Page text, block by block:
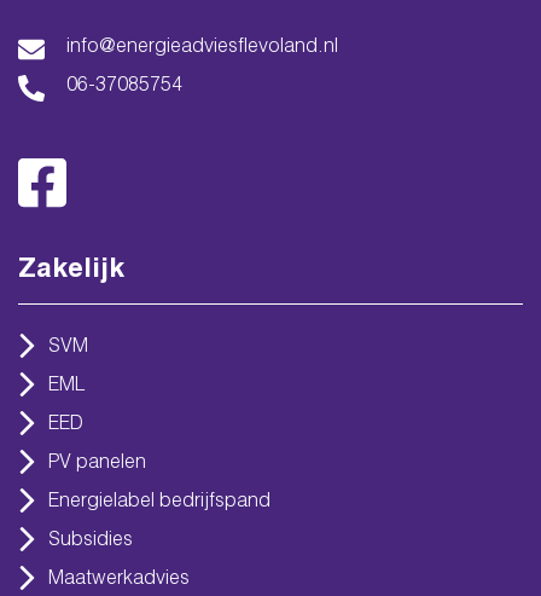
info@energieadviesflevoland.nl
06-37085754
Zakelijk
SVM
EML
EED
PV panelen
Energielabel bedrijfspand
Subsidies
Maatwerkadvies